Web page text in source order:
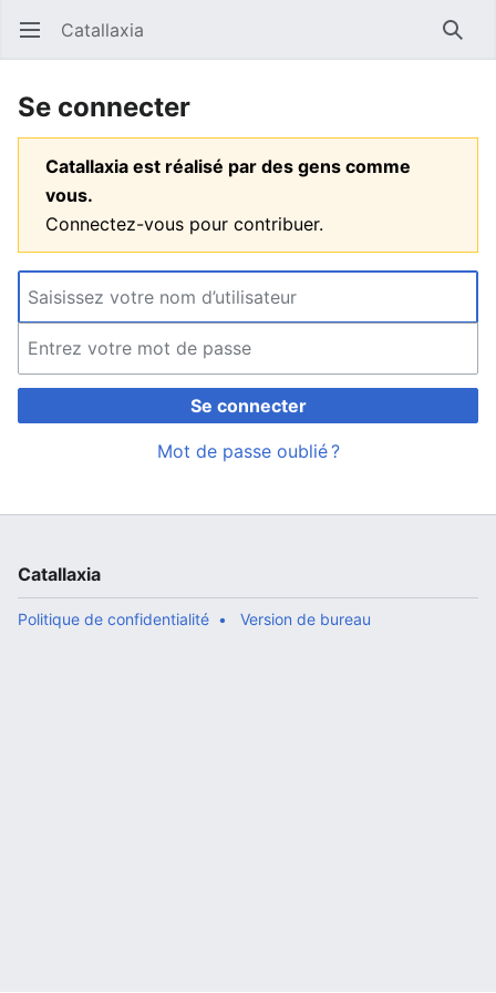
Ouvrir le menu principal Catallaxia
Se connecter
Catallaxia est réalisé par des gens comme
vous.
Connectez-vous pour contribuer.
Se connecter
Mot de passe oublié ?
Catallaxia
Politique de confidentialité Version de bureau